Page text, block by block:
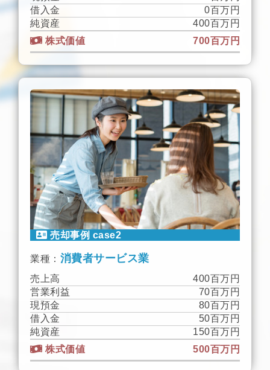
借入金
0百万円
純資産
400百万円
株式価値
700百万円
売却事例 case2
業種： 消費者サービス業
売上高
400百万円
営業利益
70百万円
現預金
80百万円
借入金
50百万円
純資産
150百万円
株式価値
500百万円